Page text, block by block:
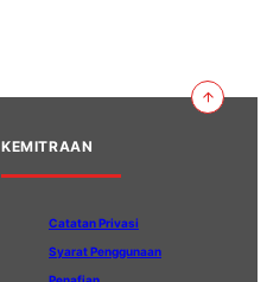
KEMITRAAN
Catatan Privasi
Syarat Penggunaan